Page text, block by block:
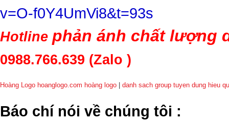
v=O-f0Y4UmVi8&t=93s
Hotline phản ánh chất lượng
0988.766.639 (Zalo )
Hoàng Logo hoanglogo.com hoàng logo danh sach group tuyen dung hieu
​Báo chí nói về chúng tôi :